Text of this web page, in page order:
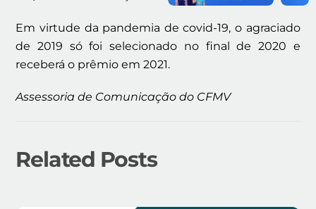
Em virtude da pandemia de covid-19, o agraciado
de 2019 só foi selecionado no final de 2020 e
receberá o prêmio em 2021.
Assessoria de Comunicação do CFMV
Related Posts